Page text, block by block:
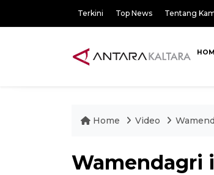
Terkini Top News Tentang
Home Video
Wamendagri